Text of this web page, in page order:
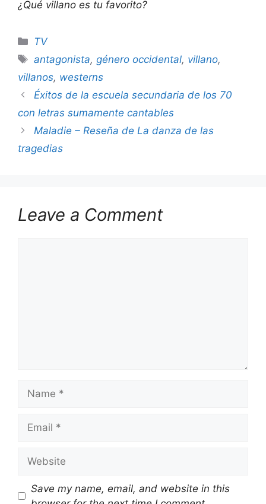
¿Qué villano es tu favorito?
Categories
TV
Tags
antagonista,género occidental, villano,
villanos, westerns
Éxitos de la escuela secundaria de los 70
con letras sumamente cantables
Maladie – Reseña de La danza de las
tragedias
Leave a Comment
Save my name, email, and website in this